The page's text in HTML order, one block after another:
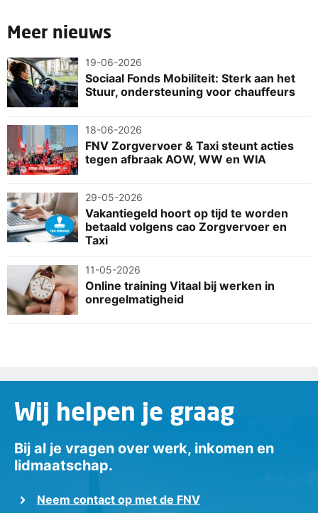
Meer nieuws
19-06-2026
Sociaal Fonds Mobiliteit: Sterk aan het
Stuur, ondersteuning voor chauffeurs
18-06-2026
FNV Zorgvervoer & Taxi steunt acties
tegen afbraak AOW, WW en WIA
29-05-2026
Vakantiegeld hoort op tijd te worden
betaald volgens cao Zorgvervoer en
Taxi
11-05-2026
Online training Vitaal bij werken in
onregelmatigheid
Wij helpen je graag
Bij al je vragen over werk, inkomen en
lidmaatschap.
Neem contact op met de FNV